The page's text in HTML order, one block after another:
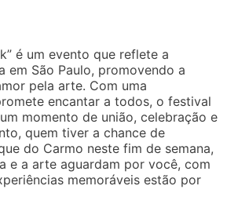
é um evento que reflete a
em São Paulo, promovendo a
pela arte. Com uma
encantar a todos, o festival
momento de união, celebração e
quem tiver a chance de
do Carmo neste fim de semana,
e a arte aguardam por você, com
memoráveis estão por